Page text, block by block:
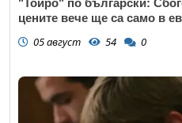
"Тойро" по български:
цените вече ще са само в
05 август 54 0